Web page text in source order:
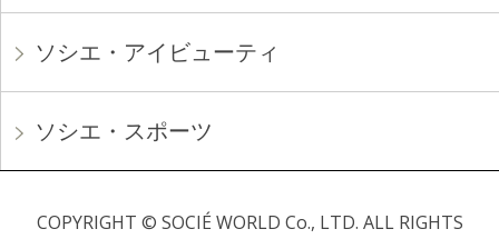
ソシエ・アイビューティ
ソシエ・スポーツ
COPYRIGHT © SOCIÉ WORLD Co., LTD. ALL RIGHTS